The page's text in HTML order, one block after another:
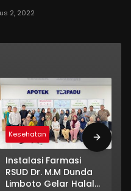
2, 2022
Kesehatan
Instalasi Farmasi
RSUD Dr. M.M Dunda
Limboto Gelar Halal